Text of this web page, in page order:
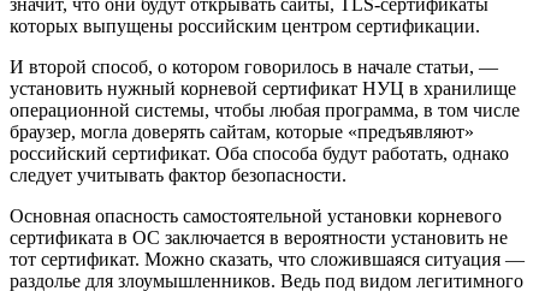
которых выпущены российским центром сертификации.
И второй способ, о котором говорилось в начале статьи, —
установить нужный корневой сертификат НУЦ в хранилище
операционной системы, чтобы любая программа, в том числе
браузер, могла доверять сайтам, которые «предъявляют»
российский сертификат. Оба способа будут работать, однако
следует учитывать фактор безопасности.
Основная опасность самостоятельной установки корневого
сертификата в ОС заключается в вероятности установить не
тот сертификат. Можно сказать, что сложившаяся ситуация —
раздолье для злоумышленников. Ведь под видом легитимного